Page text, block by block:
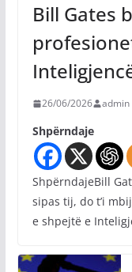
Bill Gates
26/06/2026 admin
Shpërndaje
ShpërndajeBill
sipas tij, do t’i
e shpejtë e